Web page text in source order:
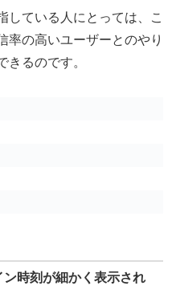
している人にとっては、こ
率の高いユーザーとのやり
きるのです。
時刻が細かく表示され